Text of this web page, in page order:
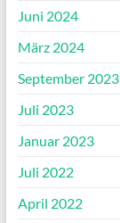
Juni 2024
März 2024
September 2023
Juli 2023
Januar 2023
Juli 2022
April 2022